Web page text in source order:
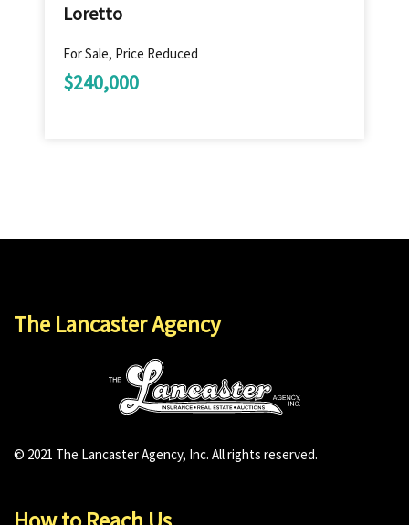
Loretto
For Sale, Price Reduced
$240,000
The Lancaster Agency
© 2021 The Lancaster Agency, Inc. All rights reserved.